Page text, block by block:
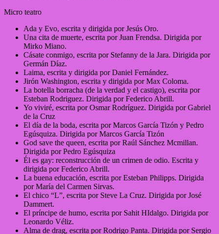
Micro teatro
Ada y Evo, escrita y dirigida por Jesús Oro.
Una cita de muerte, escrita por Juan Frendsa. Dirigida por
Mirko Miano.
Cásate conmigo, escrita por Stefanny de la Jara. Dirigida por
Germán Díaz.
Laima, escrita y dirigida por Daniel Fernández.
Jirón Washington, escrita y dirigida por Max Coloma.
La botella borracha (de la verdad y el castigo), escrita por
Esteban Rodriguez. Dirigida por Federico Abrill.
Yo viviré, escrita por Osmar Rodríguez. Dirigida por Gabriel
de la Cruz
El día de la boda, escrita por Marcos García Tizón y Pedro
Egúsquiza. Dirigida por Marcos García Tizón
God save the queen, escrita por Raúl Sánchez Mcmillan.
Dirigida por Pedro Egúsquiza
Él es gay: reconstrucción de un crimen de odio. Escrita y
dirigida por Federico Abrill.
La buena educación, escrita por Esteban Philipps. Dirigida
por María del Carmen Sirvas.
El chico “L”, escrita por Steve La Cruz. Dirigida por José
Dammert.
El príncipe de humo, escrita por Sahit HIdalgo. Dirigida por
Leonardo Véliz.
Alma de drag, escrita por Rodrigo Panta. Dirigida por Sergio